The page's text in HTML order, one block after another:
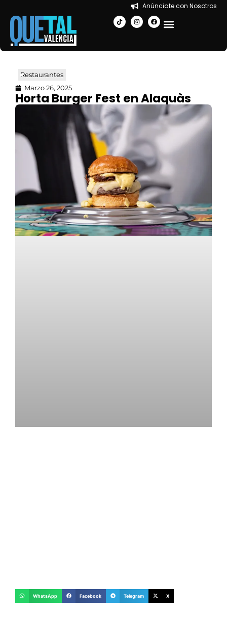
Anúnciate con Nosotros
Restaurantes
Marzo 26, 2025
Horta Burger Fest en Alaquàs
WhatsApp Facebook Telegram X